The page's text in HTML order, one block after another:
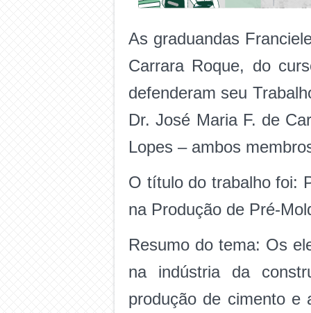
As graduandas
Carrara Roque, do
defenderam seu
Dr. José Maria F. de
Lopes – ambos
O título do trabalho foi:
na Produção de Pré-
Resumo do tema: Os
na indústria da
produção de cimento e